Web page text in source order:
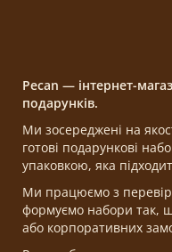
Pecan — інтернет-
подарунків.
Ми зосереджені на
готові подарункові
упаковкою, яка
Ми працюємо з
формуємо набори так,
або корпоративних